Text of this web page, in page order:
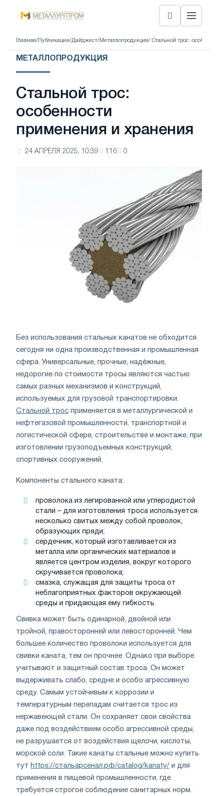
Главная/ Публикации/Дайджест/ Металлопродукция/ Стальной трос:
МЕТАЛЛОПРОДУКЦИЯ
Стальной трос:
особенности
применения и хранения
24 АПРЕЛЯ 2025, 10:39 116 0
Без использования стальных канатов не обходится
сегодня ни одна производственная и промышленная
сфера. Универсальные, прочные, надёжные,
недорогие по стоимости тросы являются частью
самых разных механизмов и конструкций,
используемых для грузовой транспортировки.
Стальной трос применяется в металлургической и
нефтегазовой промышленности, транспортной и
логистической сфере, строительстве и монтаже, при
изготовлении грузоподъемных конструкций,
спортивных сооружений.
Компоненты стального каната:
проволока из легированной или углеродистой
стали – для изготовления троса используется
несколько свитых между собой проволок,
образующих пряди;
сердечник, который изготавливается из
металла или органических материалов и
является центром изделия, вокруг которого
скручивается проволока;
смазка, служащая для защиты троса от
неблагоприятных факторов окружающей
среды и придающая ему гибкость.
Свивка может быть одинарной, двойной или
тройной, правосторонней или левосторонней. Чем
большее количество проволоки используется для
свивки каната, тем он прочнее. Однако при выборе
учитывают и защитный состав троса. Он может
выдерживать слабо, средне и особо агрессивную
среду. Самым устойчивым к коррозии и
температурным перепадам считается трос из
нержавеющей стали. Он сохраняет свои свойства
даже под воздействием особо агрессивной среды,
не разрушается от воздействия щелочи, кислоты,
морской соли. Такие канаты стальные можно купить
тут https://стальарсенал.рф/catalog/kanaty/ и для
применения в пищевой промышленности, где
требуется строгое соблюдение санитарных норм.